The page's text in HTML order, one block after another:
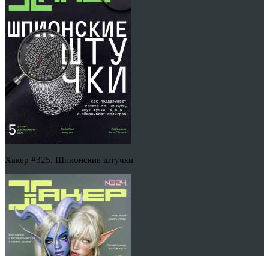
Хакер #325. Шпионские штучки